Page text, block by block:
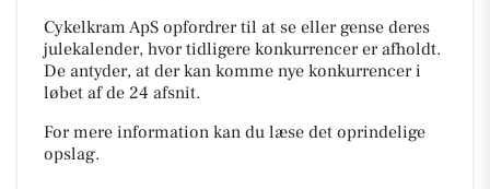
Cykelkram ApS opfordrer til at se eller gense deres
julekalender, hvor tidligere konkurrencer er afholdt.
De antyder, at der kan komme nye konkurrencer i
løbet af de 24 afsnit.
For mere information kan du læse det oprindelige
opslag.